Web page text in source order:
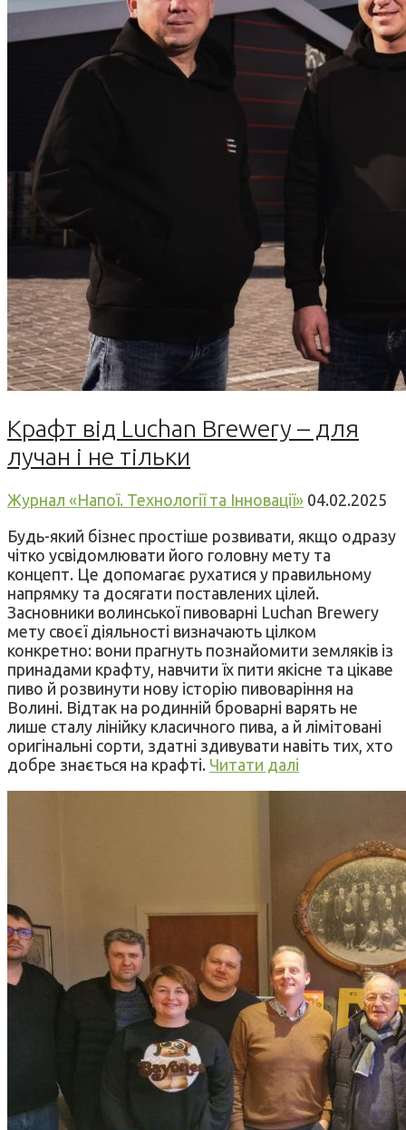
Крафт від Luchan Brewery – для
лучан і не тільки
Журнал «Напої. Технології та Інновації» 04.02.2025
Будь-який бізнес простіше розвивати, якщо одразу
чітко усвідомлювати його головну мету та
концепт. Це допомагає рухатися у правильному
напрямку та досягати поставлених цілей.
Засновники волинської пивоварні Luchan Brewery
мету своєї діяльності визначають цілком
конкретно: вони прагнуть познайомити земляків із
принадами крафту, навчити їх пити якісне та цікаве
пиво й розвинути нову історію пивоваріння на
Волині. Відтак на родинній броварні варять не
лише сталу лінійку класичного пива, а й лімітовані
оригінальні сорти, здатні здивувати навіть тих, хто
добре знається на крафті. Читати далі